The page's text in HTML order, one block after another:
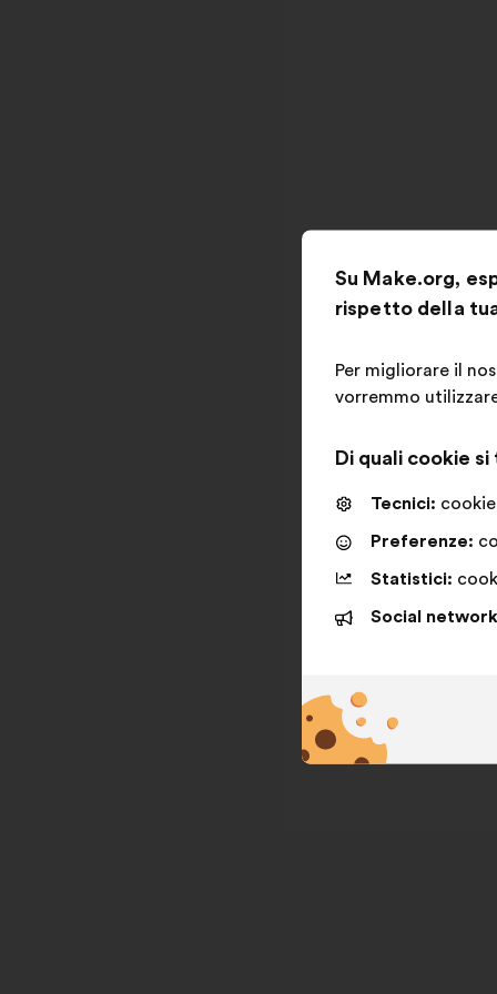
Su Make.org,
rispetto della
Per migliorare il
vorremmo
Di quali cookie
Tecnici:
Preferenze:
Statistici:
Social